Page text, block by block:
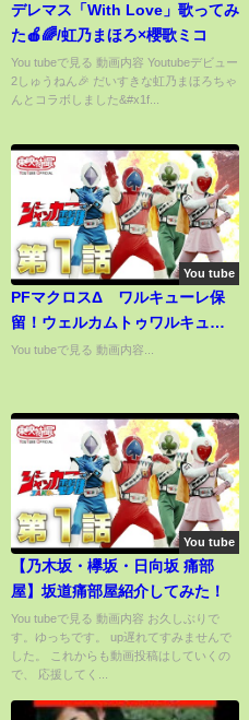
デレマス「With Love」歌ってみ
た🍎🌈/虹乃まほろ×櫻歌ミコ
You tubeで見る 動画内容 Youtubeデビュー
2しゅうねん🎉 だいすきな虹乃まほろちゃ
んとコラボしました&#x1f...
You tube
PFマクロスΔ ワルキューレ保
留！ウェルカムトゥワルキュー
レワールド予告で激熱に！？
You tubeで見る 動画内容...
You tube
【乃木坂・欅坂・日向坂 痛部
屋】坂道痛部屋紹介してみた！
You tubeで見る 動画内容 お久しぶりで
す。ゆっちです。 up遅れてすみませんで
した。 これからも動画投稿はしていくの
で、 応援してく...